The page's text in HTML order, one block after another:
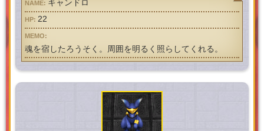
キャンドロ
22
魂を宿したろうそく。周囲を明るく照らしてくれる。